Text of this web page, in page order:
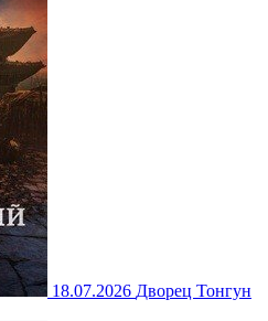
18.07.2026 Дворец Тонгун